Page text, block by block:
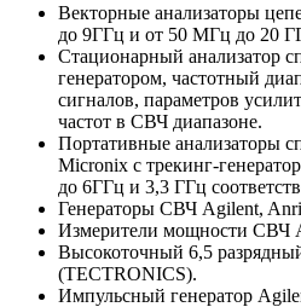
Векторные анализаторы
до 9ГГц и от 50 МГц до 20
Стационарный анализатор
генератором, частотный
сигналов, параметров
частот в СВЧ диапазоне.
Портативные анализаторы
Micronix с трекинг-
до 6ГГц и 3,3 ГГц
Генераторы СВЧ Agilent,
Измерители мощности СВЧ
Высокоточный 6,5
(TECTRONICS).
Импульсный генератор